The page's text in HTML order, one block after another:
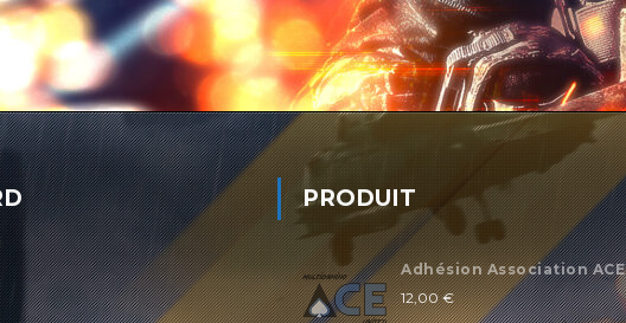
PRODUIT
Adhésion Association ACE
12,00€